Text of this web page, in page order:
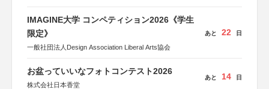
IMAGINE大学 コンペティション2026《学生
限定》
一般社団法人Design Association Liberal Arts協会
あと 22 日
お盆っていいなフォトコンテスト2026
株式会社日本香堂
あと 14 日